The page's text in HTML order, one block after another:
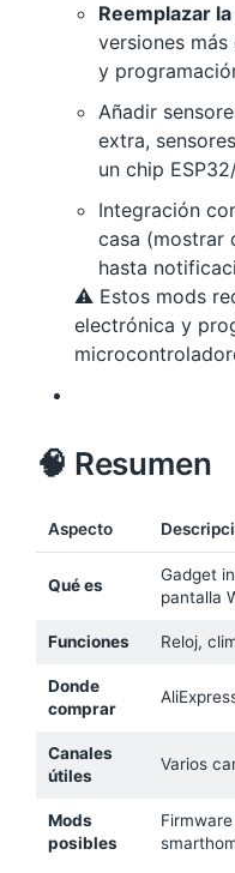
Reemplazar
versiones
y
Añadir
extra,
un chip
Integración
casa (mostrar
hasta
⚠️ Estos mods
electrónica y
🧠 Resumen
Aspecto
Qué es
Gadget
pantalla
Funciones Reloj,
Donde
comprar
Canales
útiles
Varios
Mods
posibles